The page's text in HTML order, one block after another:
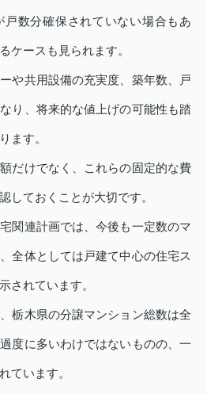
戸数分確保されていない場合もあ
ケースも見られます。
や共用設備の充実度、築年数、戸
り、将来的な値上げの可能性も踏
ます。
だけでなく、これらの固定的な費
しておくことが大切です。
関連計画では、今後も一定数のマ
全体としては戸建て中心の住宅ス
されています。
栃木県の分譲マンション総数は全
度に多いわけではないものの、一
ています。